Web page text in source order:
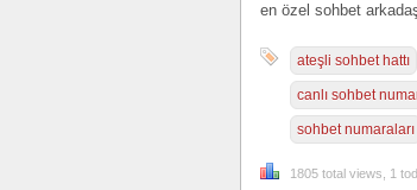
en özel sohbet
ateşli sohbet hattı
canlı sohbet
sohbet numaraları
1805 total views, 1